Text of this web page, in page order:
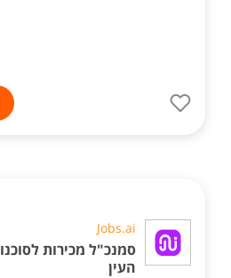
Jobs.ai
סמנכ"ל מכירות
העין